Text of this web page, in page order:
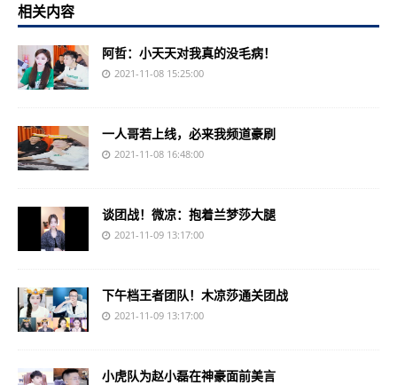
相关内容
阿哲：小天天对我真的没毛病！
2021-11-08 15:25:00
一人哥若上线，必来我频道豪刷
2021-11-08 16:48:00
谈团战！微凉：抱着兰梦莎大腿
2021-11-09 13:17:00
下午档王者团队！木凉莎通关团战
2021-11-09 13:17:00
小虎队为赵小磊在神豪面前美言